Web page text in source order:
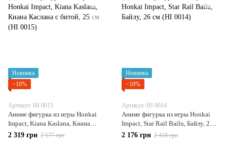
Новинка
−10%
Артикул: HI 0015
Аниме фигурка из игры Honkai
Impact, Kiana Kaslana, Киана
Каслана с битой, 25 см (HI 0015)
2 319 грн 2 577 грн
Новинка
−10%
Артикул: HI 0014
Аниме фигурка из игры Honkai
Impact, Star Rail Bailu, Байлу, 26
см (HI 0014)
2 176 грн 2 418 грн